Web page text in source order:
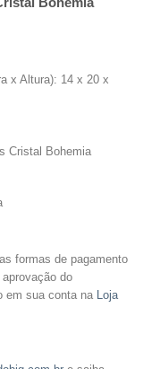
x Altura): 14 x 20 x
Cristal Bohemia
formas de pagamento
do
em sua conta na
Loja